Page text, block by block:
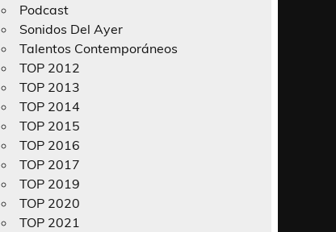
Podcast
Sonidos Del Ayer
Talentos Contemporáneos
TOP 2012
TOP 2013
TOP 2014
TOP 2015
TOP 2016
TOP 2017
TOP 2019
TOP 2020
TOP 2021